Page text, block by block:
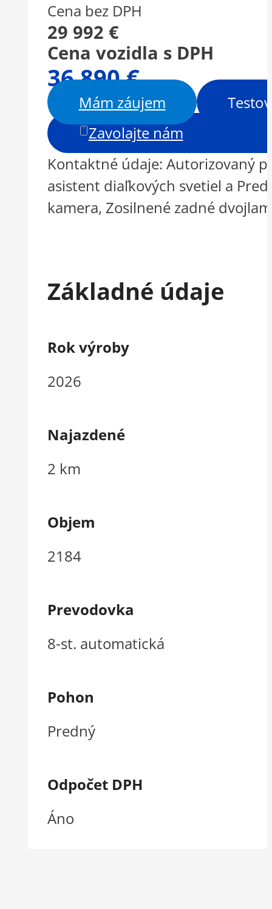
Cena bez DPH
29 992 €
Cena vozidla s DPH
36 890 €
Mám záujem
Zavolajte nám
Kontaktné údaje: Autorizovaný
asistent diaľkových svetiel a
kamera, Zosilnené zadné
Základné údaje
Rok výroby
2026
Najazdené
2 km
Objem
2184
Prevodovka
8-st. automatická
Pohon
Predný
Odpočet DPH
Áno